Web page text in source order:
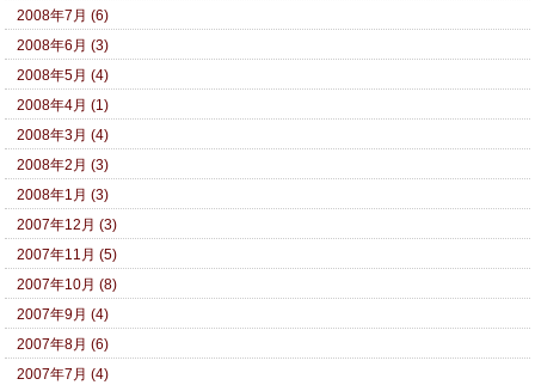
2008年7月 (6)
2008年6月 (3)
2008年5月 (4)
2008年4月 (1)
2008年3月 (4)
2008年2月 (3)
2008年1月 (3)
2007年12月 (3)
2007年11月 (5)
2007年10月 (8)
2007年9月 (4)
2007年8月 (6)
2007年7月 (4)